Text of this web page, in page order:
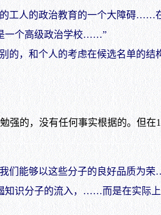
人的政治教育的一个大障碍……
一个高级政治学校……”
，和个人的考虑在候选名单的结
的，没有任何事实根据的。但在
能够以这些分子的良好品质为
知识分子的流入，……而是在实际